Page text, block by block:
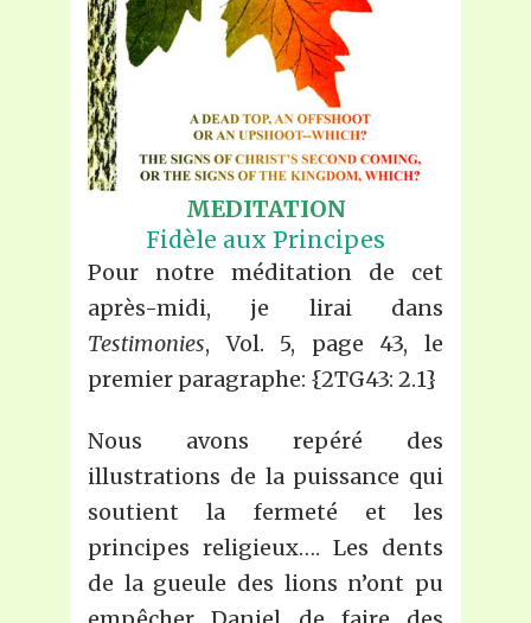
MEDITATION
Fidèle aux Principes
Pour notre méditation de cet
après-midi, je lirai dans
Testimonies, Vol. 5, page 43, le
premier paragraphe: {2TG43: 2.1}
Nous avons repéré des
illustrations de la puissance qui
soutient la fermeté et les
principes religieux…. Les dents
de la gueule des lions n’ont pu